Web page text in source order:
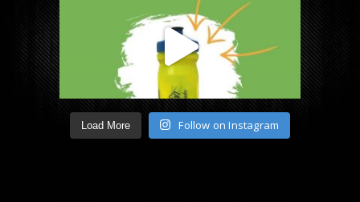
Load More Follow on Instagram